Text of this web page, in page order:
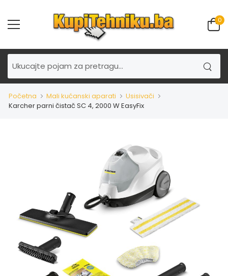
0
Početna Mali kućanski aparati
Usisivači
Karcher parni čistač SC 4, 2000 W EasyFix